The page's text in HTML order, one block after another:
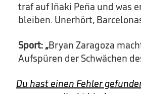
traf auf Iñaki Peña und was
bleiben. Unerhört,
Sport: „Bryan Zaragoza
Aufspüren der Schwächen
Du hast einen Fehler